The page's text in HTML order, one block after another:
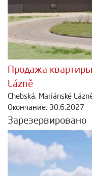
Продажа
Lázně
Chebská, Mariánské
Окончание: 30.6.2027
Зарезервировано